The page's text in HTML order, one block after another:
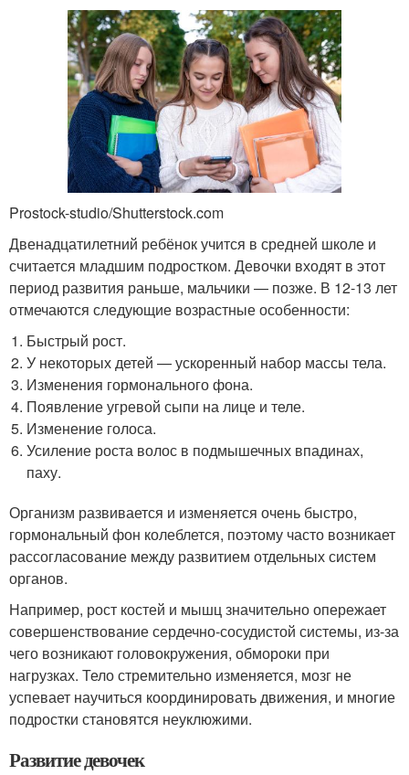
Prostock-studio/Shutterstock.com
Двенадцатилетний ребёнок учится в средней школе и
считается младшим подростком. Девочки входят в этот
период развития раньше, мальчики — позже. В 12-13 лет
отмечаются следующие возрастные особенности:
Быстрый рост.
У некоторых детей — ускоренный набор массы тела.
Изменения гормонального фона.
Появление угревой сыпи на лице и теле.
Изменение голоса.
Усиление роста волос в подмышечных впадинах,
паху.
Организм развивается и изменяется очень быстро,
гормональный фон колеблется, поэтому часто возникает
рассогласование между развитием отдельных систем
органов.
Например, рост костей и мышц значительно опережает
совершенствование сердечно-сосудистой системы, из-за
чего возникают головокружения, обмороки при
нагрузках. Тело стремительно изменяется, мозг не
успевает научиться координировать движения, и многие
подростки становятся неуклюжими.
Развитие девочек